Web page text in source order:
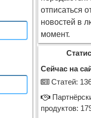
отписаться
новостей в
момент.
Сейчас на
Cтатей:
продуктов: